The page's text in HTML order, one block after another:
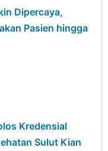
Dipercaya,
Pasien hingga
Kredensial
Sulut Kian